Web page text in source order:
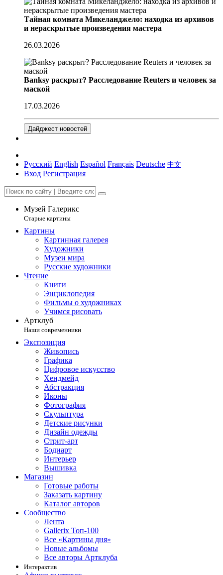
Тайная комната Микеланджело: находка из архивов
и нераскрытые произведения мастера
26.03.2026
Banksy раскрыт? Расследование Reuters и человек за
маской
17.03.2026
Дайджест новостей
Русский English Español Français Deutsche 中文
Вход Регистрация
Музей Галерикс
Старые картины
Картины
Картинная галерея
Художники
Музеи мира
Русские художники
Чтение
Книги
Энциклопедия
Фильмы о художниках
Учимся рисовать
Артклуб
Наши современники
Экспозиция
Живопись
Графика
Цифровое искусство
Хендмейд
Абстракция
Иконы
Фотография
Скульптура
Детские рисунки
Дизайн одежды
Стрит-арт
Бодиарт
Интерьер
Вышивка
Магазин
Готовые работы
Заказать картину
Каталог авторов
Сообщество
Лента
Gallerix Топ-100
Все «Картины дня»
Новые альбомы
Все авторы Артклуба
Интерактив